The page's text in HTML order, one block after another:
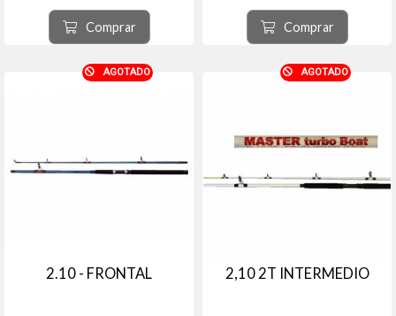
Comprar Comprar
AGOTADO
2.10 - FRONTAL
AGOTADO
2,10 2T INTERMEDIO